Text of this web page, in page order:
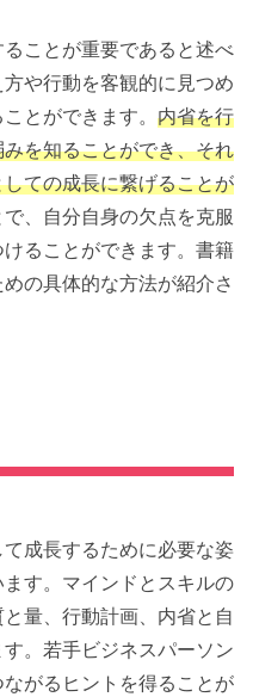
ことが重要であると述べ
や行動を客観的に見つめ
とができます。 内省を行
を知ることができ、それ
ての成長に繋げることが
、自分自身の欠点を克服
ることができます。書籍
の具体的な方法が紹介さ
成長するために必要な姿
す。マインドとスキルの
量、行動計画、内省と自
。若手ビジネスパーソン
がるヒントを得ることが